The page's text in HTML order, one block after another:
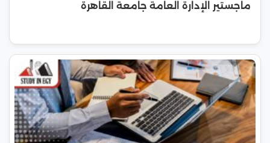
ماجستير الإدارة العامة جامعة القاهرة